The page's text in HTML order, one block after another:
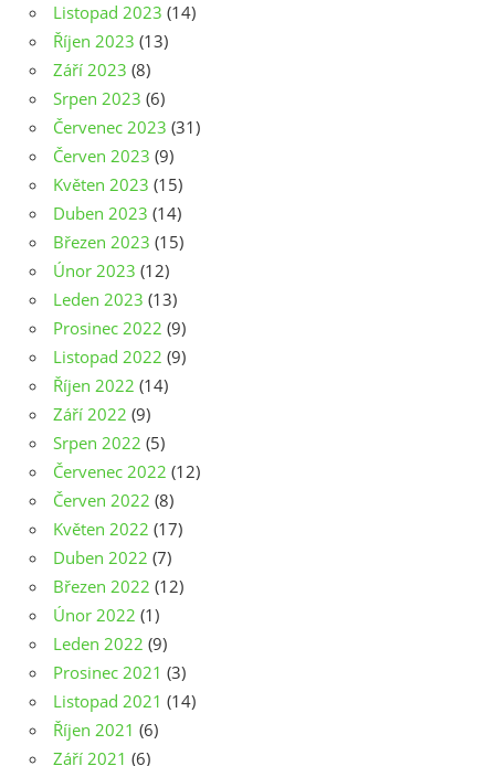
Listopad 2023 (14)
Říjen 2023 (13)
Září 2023 (8)
Srpen 2023 (6)
Červenec 2023 (31)
Červen 2023 (9)
Květen 2023 (15)
Duben 2023 (14)
Březen 2023 (15)
Únor 2023 (12)
Leden 2023 (13)
Prosinec 2022 (9)
Listopad 2022 (9)
Říjen 2022 (14)
Září 2022 (9)
Srpen 2022 (5)
Červenec 2022 (12)
Červen 2022 (8)
Květen 2022 (17)
Duben 2022 (7)
Březen 2022 (12)
Únor 2022 (1)
Leden 2022 (9)
Prosinec 2021 (3)
Listopad 2021 (14)
Říjen 2021 (6)
Září 2021 (6)